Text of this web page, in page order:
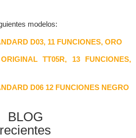
modelos:
D03, 11 FUNCIONES, ORO
TT05R, 13 FUNCIONES,
D06 12 FUNCIONES NEGRO
BLOG
recientes